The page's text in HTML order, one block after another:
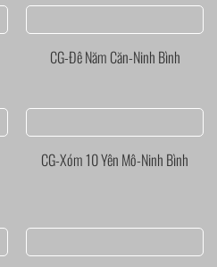
CG-Đê Năm Căn-Ninh Bình
CG-Xóm 10 Yên Mô-Ninh Bình